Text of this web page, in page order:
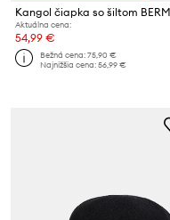
Aktuálna cena:
54,99 €
Bežná cena:75,90 €
Najnižšia cena:56,99 €